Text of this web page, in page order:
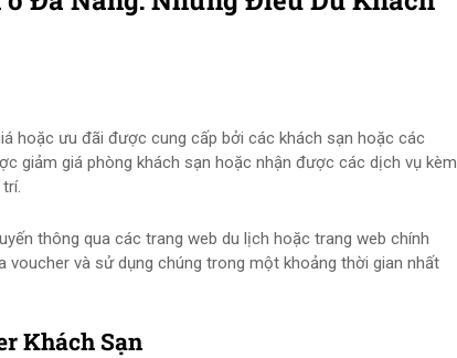
hoặc ưu đãi được cung cấp bởi các khách sạn hoặc các
giảm giá phòng khách sạn hoặc nhận được các dịch vụ kèm
thông qua các trang web du lịch hoặc trang web chính
voucher và sử dụng chúng trong một khoảng thời gian nhất
Khách Sạn